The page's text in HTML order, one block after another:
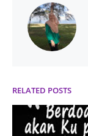
RELATED POSTS